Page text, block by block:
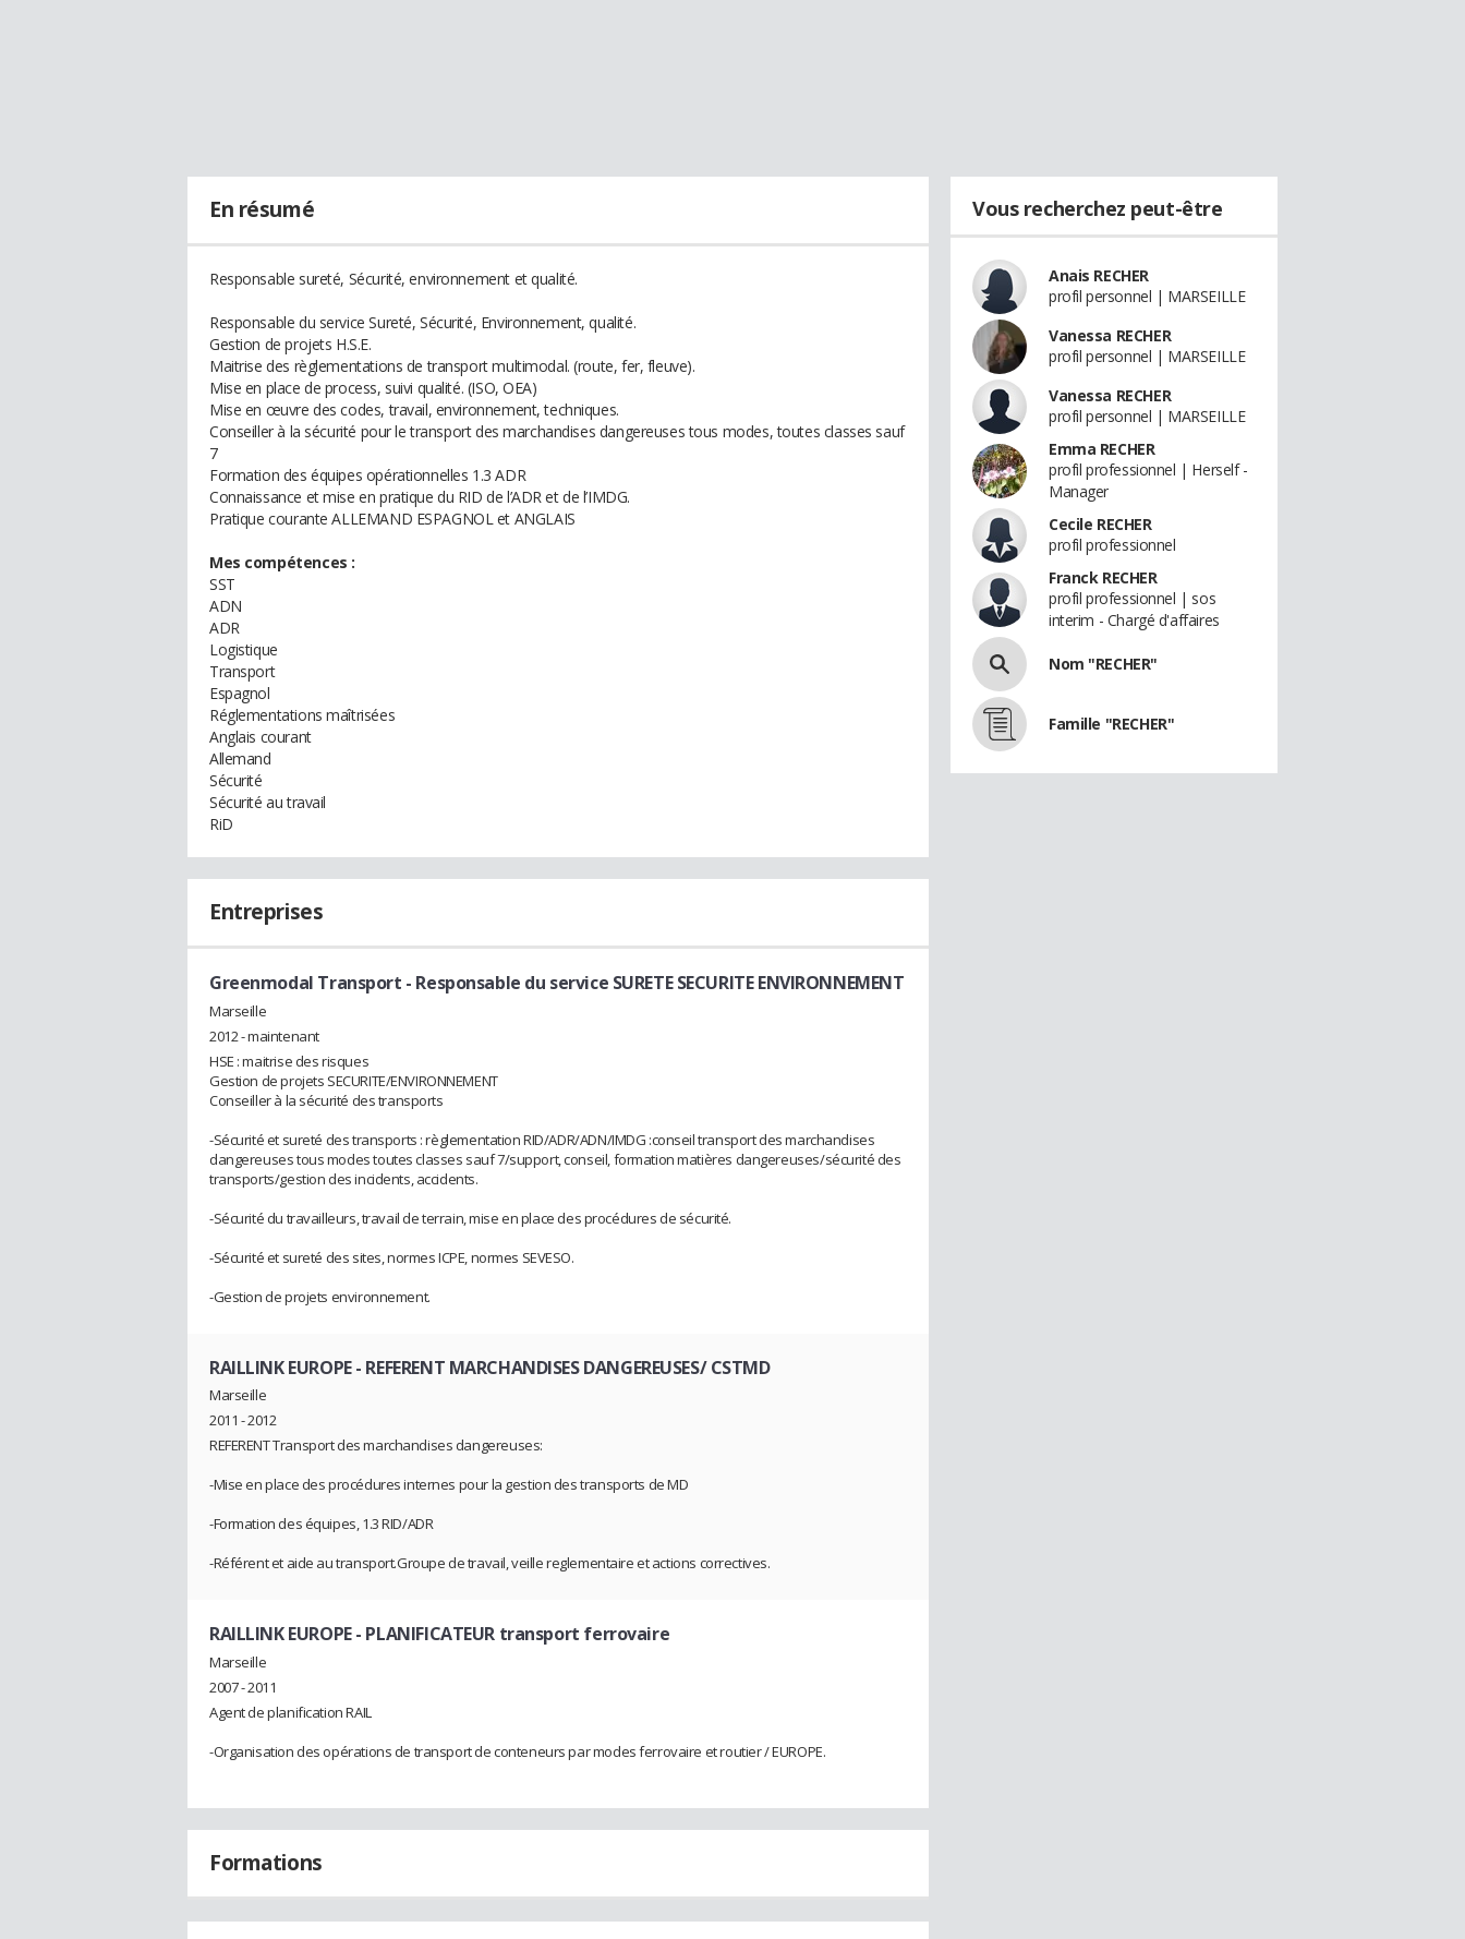
En résumé
Responsable sureté, Sécurité, environnement et qualité.
Responsable du service Sureté, Sécurité, Environnement, qualité.
Gestion de projets H.S.E.
Maitrise des règlementations de transport multimodal. (route, fer, fleuve).
Mise en place de process, suivi qualité. (ISO, OEA)
Mise en œuvre des codes, travail, environnement, techniques.
Conseiller à la sécurité pour le transport des marchandises dangereuses tous modes, toutes classes sauf
7
Formation des équipes opérationnelles 1.3 ADR
Connaissance et mise en pratique du RID de l’ADR et de l’IMDG.
Pratique courante ALLEMAND ESPAGNOL et ANGLAIS
Mes compétences :
SST
ADN
ADR
Logistique
Transport
Espagnol
Réglementations maîtrisées
Anglais courant
Allemand
Sécurité
Sécurité au travail
RiD
Entreprises
Greenmodal Transport - Responsable du service SURETE SECURITE ENVIRONNEMENT
Marseille
2012 - maintenant
HSE : maitrise des risques
Gestion de projets SECURITE/ENVIRONNEMENT
Conseiller à la sécurité des transports
-Sécurité et sureté des transports : règlementation RID/ADR/ADN/IMDG :conseil transport des marchandises
dangereuses tous modes toutes classes sauf 7/support, conseil, formation matières dangereuses/sécurité des
transports/gestion des incidents, accidents.
-Sécurité du travailleurs, travail de terrain, mise en place des procédures de sécurité.
-Sécurité et sureté des sites, normes ICPE, normes SEVESO.
-Gestion de projets environnement.
RAILLINK EUROPE- REFERENT MARCHANDISES DANGEREUSES/ CSTMD
Marseille
2011 - 2012
REFERENT Transport des marchandises dangereuses:
-Mise en place des procédures internes pour la gestion des transports de MD
-Formation des équipes, 1.3 RID/ADR
-Référent et aide au transport.Groupe de travail, veille reglementaire et actions correctives.
RAILLINK EUROPE- PLANIFICATEUR transport ferrovaire
Marseille
2007 - 2011
Agent de planification RAIL
-Organisation des opérations de transport de conteneurs par modes ferrovaire et routier / EUROPE.
Formations
Vous recherchez peut-être
Anais RECHER
profil personnel | MARSEILLE
Vanessa RECHER
profil personnel | MARSEILLE
Vanessa RECHER
profil personnel | MARSEILLE
Emma RECHER
profil professionnel | Herself -
Manager
Cecile RECHER
profil professionnel
Franck RECHER
profil professionnel | sos
interim - Chargé d'affaires
Nom "RECHER"
Famille "RECHER"